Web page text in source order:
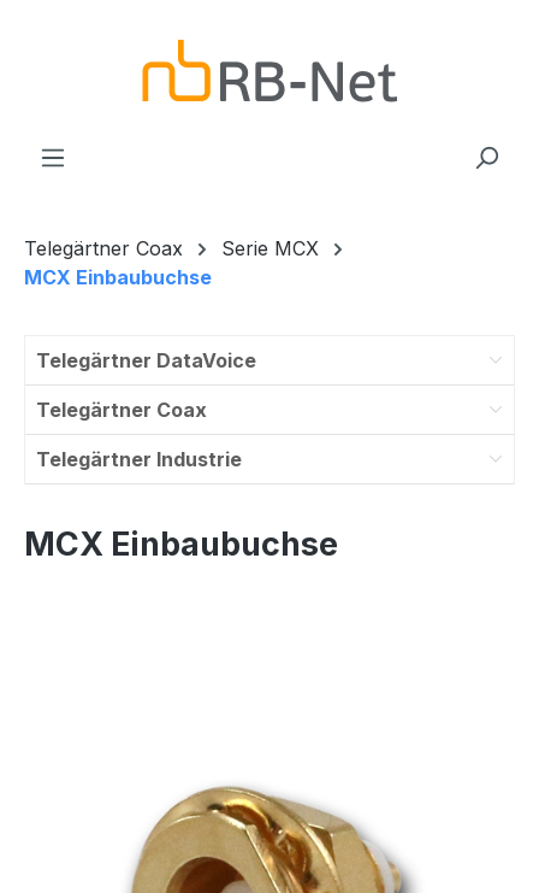
Telegärtner Coax
Serie MCX
MCX Einbaubuchse
Telegärtner DataVoice
Telegärtner Coax
Telegärtner Industrie
MCX Einbaubuchse